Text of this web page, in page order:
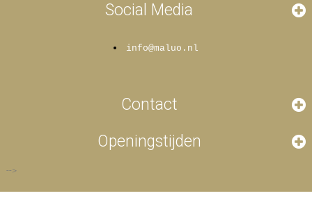
Social Media
info@maluo.nl
Contact
Openingstijden
-->